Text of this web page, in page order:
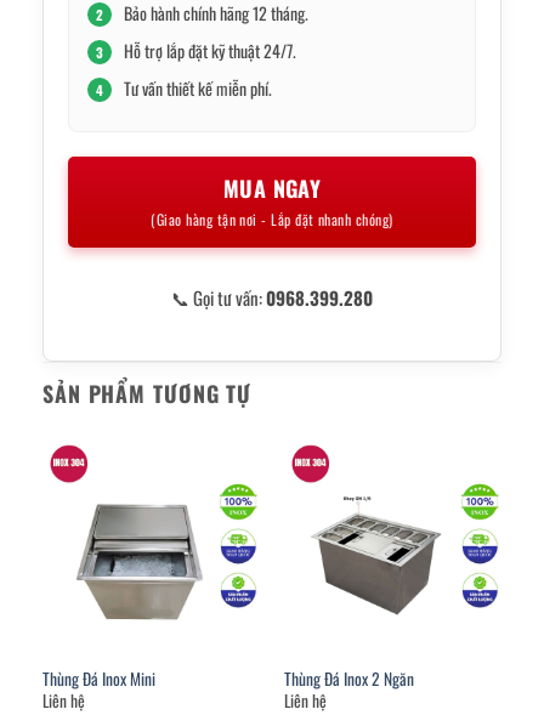
2 Bảo hành chính hãng 12 tháng.
3 Hỗ trợ lắp đặt kỹ thuật 24/7.
4 Tư vấn thiết kế miễn phí.
MUA NGAY
(Giao hàng tận nơi - Lắp đặt nhanh chóng)
📞 Gọi tư vấn:0968.399.280
SẢN PHẨM TƯƠNG TỰ
Thùng Đá Inox Mini
Liên hệ
Thùng Đá Inox 2 Ngăn
Liên hệ